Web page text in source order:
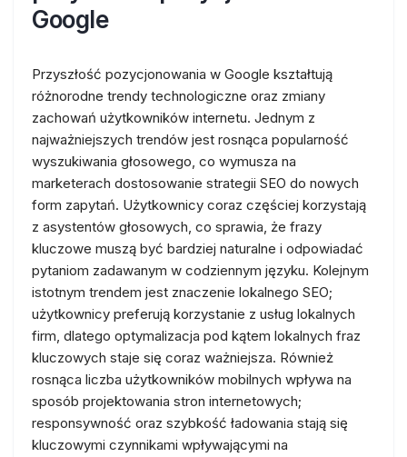
Google
Przyszłość pozycjonowania w Google kształtują
różnorodne trendy technologiczne oraz zmiany
zachowań użytkowników internetu. Jednym z
najważniejszych trendów jest rosnąca popularność
wyszukiwania głosowego, co wymusza na
marketerach dostosowanie strategii SEO do nowych
form zapytań. Użytkownicy coraz częściej korzystają
z asystentów głosowych, co sprawia, że frazy
kluczowe muszą być bardziej naturalne i odpowiadać
pytaniom zadawanym w codziennym języku. Kolejnym
istotnym trendem jest znaczenie lokalnego SEO;
użytkownicy preferują korzystanie z usług lokalnych
firm, dlatego optymalizacja pod kątem lokalnych fraz
kluczowych staje się coraz ważniejsza. Również
rosnąca liczba użytkowników mobilnych wpływa na
sposób projektowania stron internetowych;
responsywność oraz szybkość ładowania stają się
kluczowymi czynnikami wpływającymi na